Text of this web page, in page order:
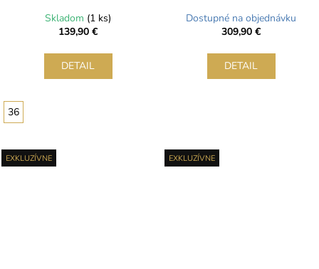
Skladom (1 ks)
139,90 €
DETAIL
36
riasením
Dostupné na objednávku
309,90 €
DETAIL
EXKLUZÍVNE EXKLUZÍVNE